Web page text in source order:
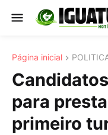
Página inicial
para
primeiro